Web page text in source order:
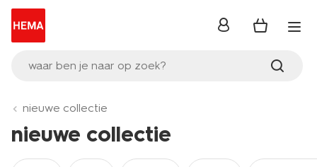
waar ben je naar op zoek?
inloggen
nieuwe collectie
nieuwe collectie